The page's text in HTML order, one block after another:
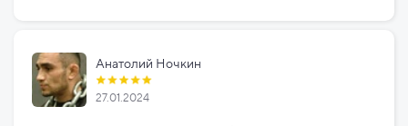
Анатолий Ночкин
27.01.2024